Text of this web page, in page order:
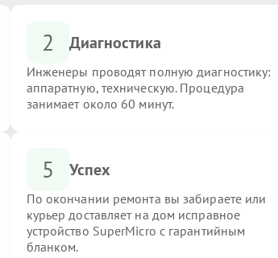
2 Диагностика
Инженеры проводят полную диагностику:
аппаратную, техническую. Процедура
занимает около 60 минут.
5 Успех
По окончании ремонта вы забираете или
курьер доставляет на дом исправное
устройство SuperMicro с гарантийным
бланком.